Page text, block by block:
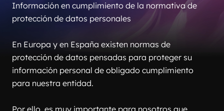
Información en cumplimiento de la normativa de
protección de datos personales
En Europa y en España existen normas de
protección de datos pensadas para proteger su
información personal de obligado cumplimiento
para nuestra entidad.
Por ello, es muy importante para nosotros que